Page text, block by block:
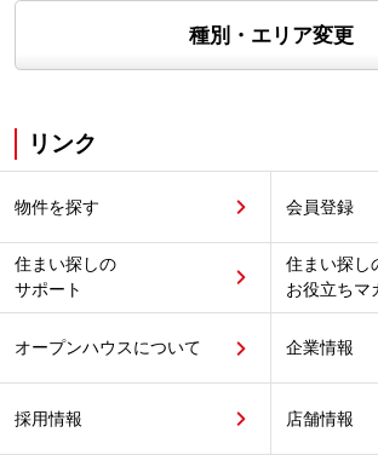
種別・エリア変更
リンク
物件を探す 会員登録
住まい探しの
サポート
住まい探し
お役立ちマ
オープンハウスについて 企業情報
採用情報 店舗情報